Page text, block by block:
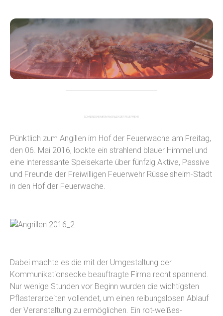
SONNENSCHEIN BEIM ANGRILLEN DER FEUERWEHR
Pünktlich zum Angillen im Hof der Feuerwache am Freitag,
den 06. Mai 2016, lockte ein strahlend blauer Himmel und
eine interessante Speisekarte über fünfzig Aktive, Passive
und Freunde der Freiwilligen Feuerwehr Rüsselsheim-Stadt
in den Hof der Feuerwache.
Dabei machte es die mit der Umgestaltung der
Kommunikationsecke beauftragte Firma recht spannend.
Nur wenige Stunden vor Beginn wurden die wichtigsten
Pflasterarbeiten vollendet, um einen reibungslosen Ablauf
der Veranstaltung zu ermöglichen. Ein rot-weißes-